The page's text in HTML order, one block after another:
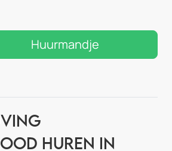
Huurmandje
Huren in